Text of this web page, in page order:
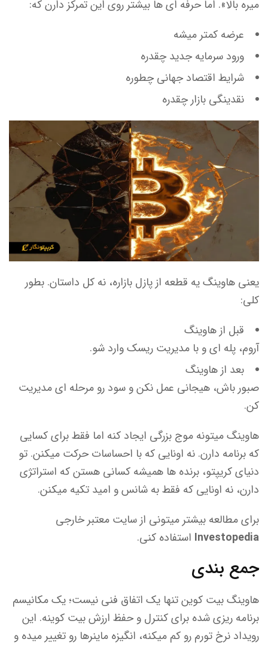
میره بالا». اما حرفه ای ها بیشتر روی این تمرکز دارن که:
عرضه کمتر میشه
ورود سرمایه جدید چقدره
شرایط اقتصاد جهانی چطوره
نقدینگی بازار چقدره
یعنی هاوینگ یه قطعه از پازل بازاره، نه کل داستان. بطور
کلی:
قبل از هاوینگ
آروم، پله ای و با مدیریت ریسک وارد شو.
بعد از هاوینگ
صبور باش، هیجانی عمل نکن و سود رو مرحله ای مدیریت
کن.
هاوینگ میتونه موج بزرگی ایجاد کنه اما فقط برای کسایی
که برنامه دارن. نه اونایی که با احساسات حرکت میکنن. تو
دنیای کریپتو، برنده ها همیشه کسانی هستن که استراتژی
دارن، نه اونایی که فقط به شانس و امید تکیه میکنن.
برای مطالعه بیشتر میتونی از سایت معتبر خارجی
Investopedia استفاده کنی.
‏جمع بندی
هاوینگ بیت کوین تنها یک اتفاق فنی نیست؛ یک مکانیسم
برنامه ریزی شده برای کنترل و حفظ ارزش بیت کوینه. این
رویداد نرخ تورم رو کم میکنه، انگیزه ماینرها رو تغییر میده و